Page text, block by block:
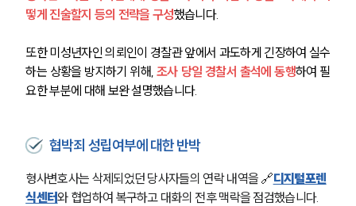
떻게 진술할지 등의 전략을 구성했습니다.
또한 미성년자인 의뢰인이 경찰관 앞에서 과도하게 긴장하여 실수
하는 상황을 방지하기 위해, 조사 당일 경찰서 출석에 동행하여 필
요한 부분에 대해 보완 설명했습니다.
협박죄 성립여부에 대한 반박
형사변호사는 삭제되었던 당사자들의 연락 내역을 🔗디지털포렌
식센터와 협업하여 복구하고 대화의 전후 맥락을 점검했습니다.